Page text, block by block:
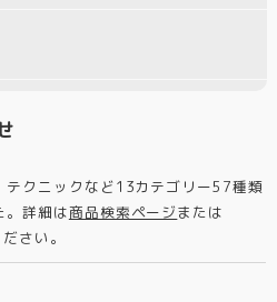
テクニックなど13カテゴリー57種類
。詳細は商品検索ページまたは
さい。